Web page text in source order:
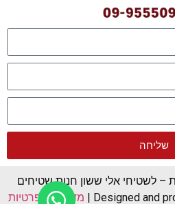
שליחה
– לשטיחי אלי ששון חנות שטיחים
| מדיניות הפרטיות